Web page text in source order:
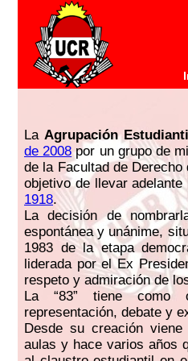
LaAgrupación
de 2008por un grupo de
de la Facultad de
objetivo de llevar
1918.
La decisión de
espontánea y unánime,
1983 de la etapa
liderada por el Ex
respeto y admiración de
La “83” tiene como
representación, debate y
Desde su creación
aulas y hace varios años